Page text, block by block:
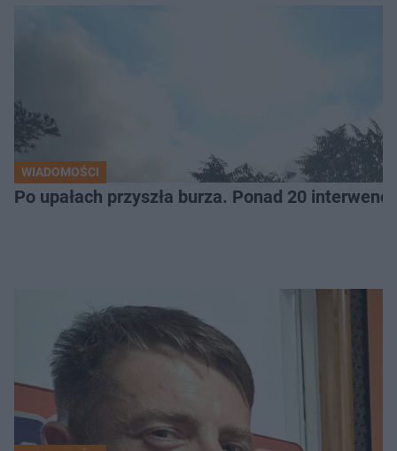
WIADOMOŚCI
Po upałach przyszła burza. Ponad 20